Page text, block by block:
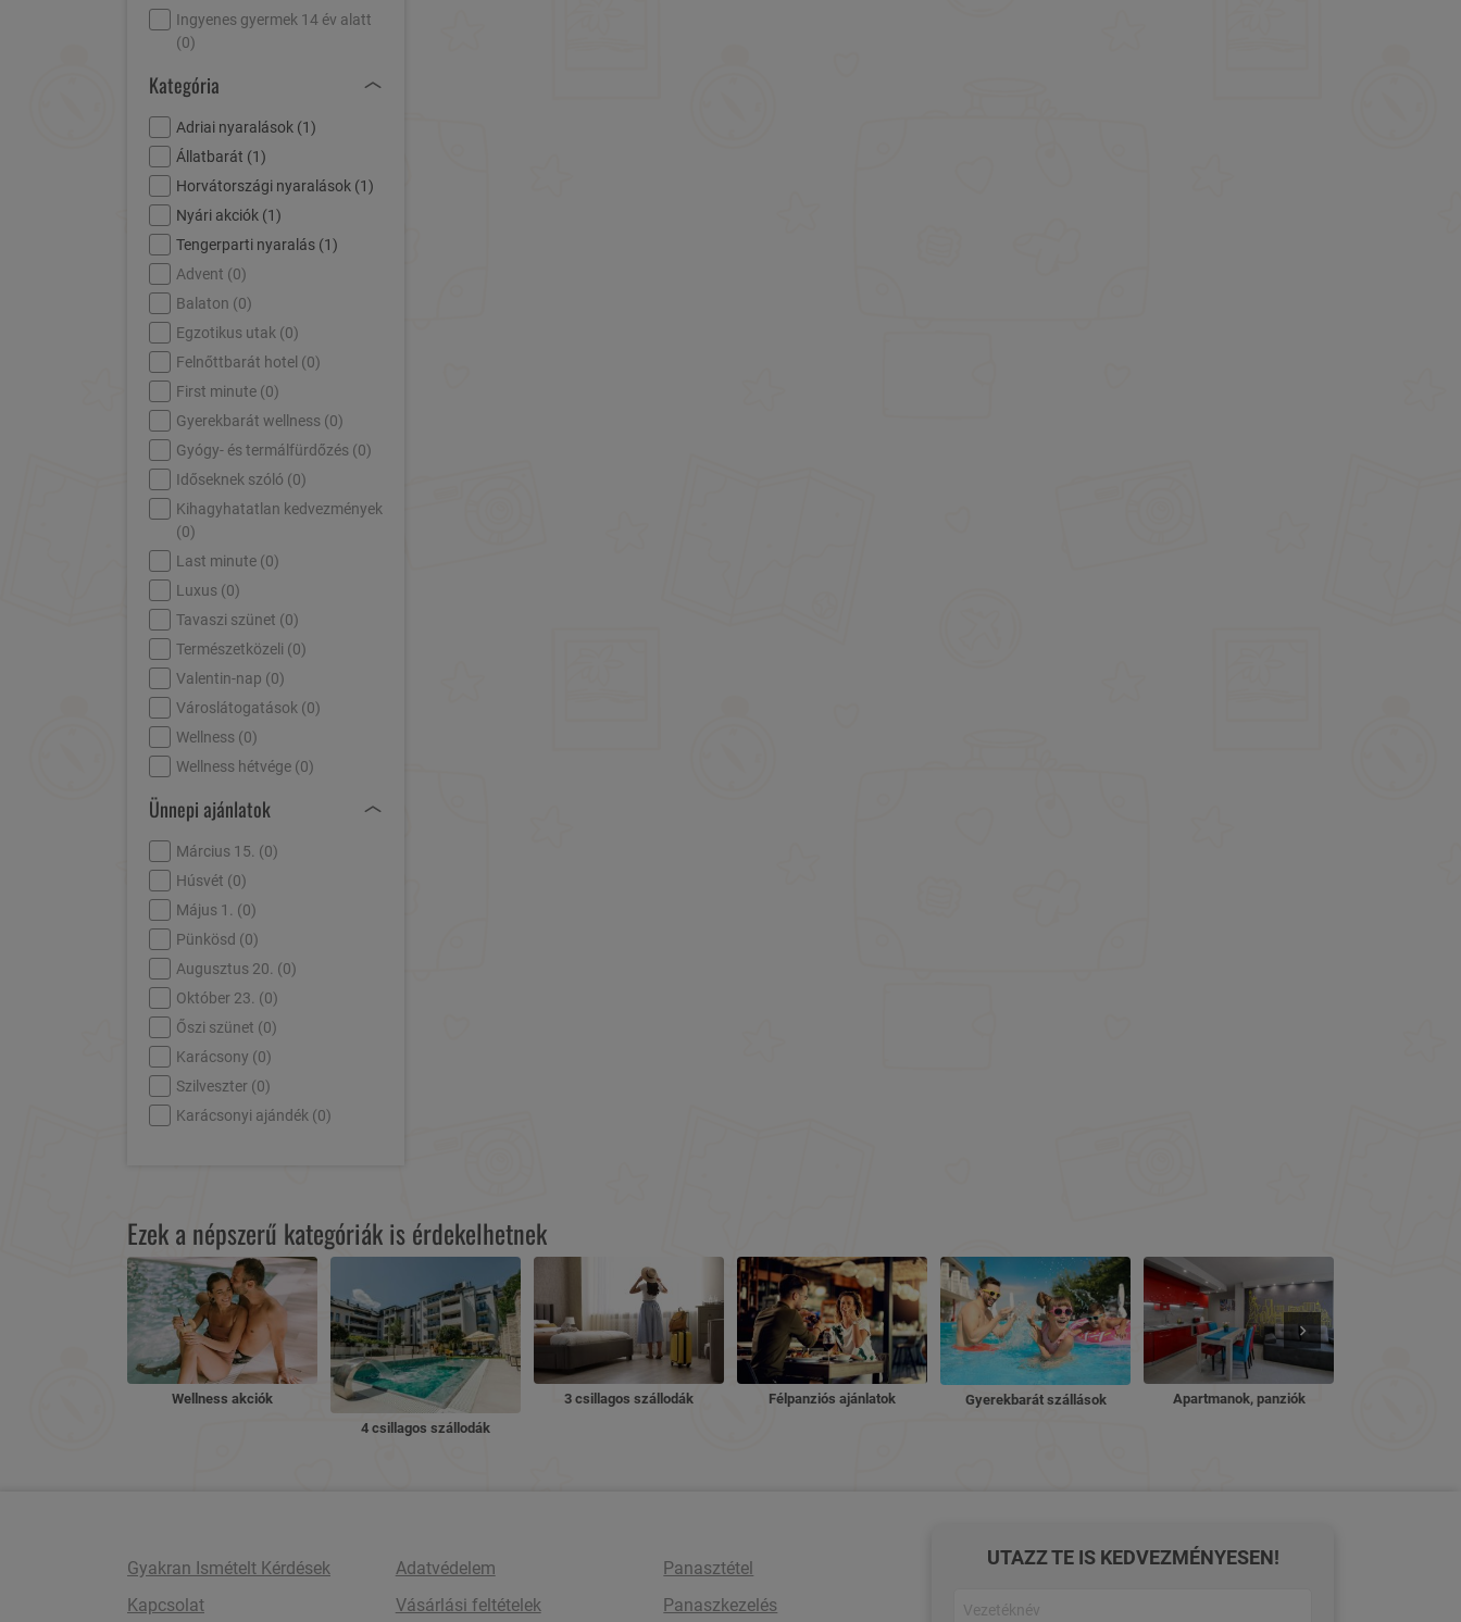
Ingyenes gyermek 14 év alatt
(0)
Kategória
Adriai nyaralások (1)
Állatbarát (1)
Horvátországi nyaralások (1)
Nyári akciók (1)
Tengerparti nyaralás (1)
Advent (0)
Balaton (0)
Egzotikus utak (0)
Felnőttbarát hotel (0)
First minute (0)
Gyerekbarát wellness (0)
Gyógy- és termálfürdőzés (0)
Időseknek szóló (0)
Kihagyhatatlan kedvezmények
(0)
Last minute (0)
Luxus (0)
Tavaszi szünet (0)
Természetközeli (0)
Valentin-nap (0)
Városlátogatások (0)
Wellness (0)
Wellness hétvége (0)
Ünnepi ajánlatok
Március 15. (0)
Húsvét (0)
Május 1. (0)
Pünkösd (0)
Augusztus 20. (0)
Október 23. (0)
Őszi szünet (0)
Karácsony (0)
Szilveszter (0)
Karácsonyi ajándék (0)
Ezek a népszerű kategóriák is érdekelhetnek
Wellness akciók
4 csillagos szállodák
3 csillagos szállodák Félpanziós ajánlatok Gyerekbarát szállások Apartmanok, panziók
Gyakran Ismételt Kérdések
Kapcsolat
Adatvédelem
Vásárlási feltételek
Panasztétel
Panaszkezelés
UTAZZ TE IS KEDVEZMÉNYESEN!